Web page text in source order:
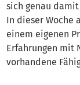
sich genau
In dieser Woche
einem eigenen
Erfahrungen mit
vorhandene